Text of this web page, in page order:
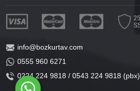
info@bozkurtav.com
0555 960 6271
0224 224 9818 / 0543 224 9818 (pbx)